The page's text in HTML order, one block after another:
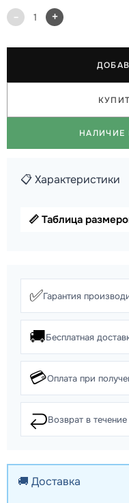
- 1 +
НАЛИЧИЕ
📋 Характеристики
📏 Таблица
✅Гарантия
🚚Бесплатная
💳Оплата при
↩️Возврат в
🚚 Доставка